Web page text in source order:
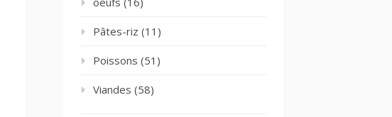
Pâtes-riz (11)
Poissons (51)
Viandes (58)